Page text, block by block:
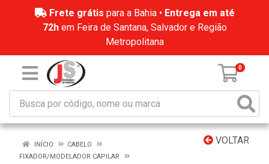
Frete grátis para a Bahia • Entrega em até
72hem Feira de Santana, Salvador e Região
Metropolitana
0
VOLTAR
INÍCIO
CABELO
FIXADOR/MODELADOR CAPILAR